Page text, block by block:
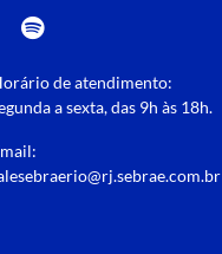
de atendimento:
a sexta, das 9h às 18h.